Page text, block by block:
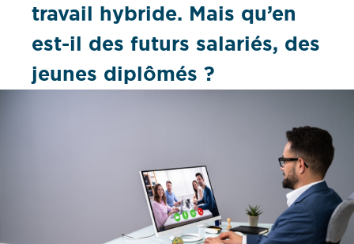
travail hybride. Mais qu’en
est-il des futurs salariés, des
jeunes diplômés ?